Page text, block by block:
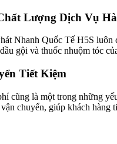
Lượng Dịch Vụ
Nhanh Quốc Tế H5S luôn
gội và thuốc nhuộm tóc
Tiết Kiệm
cũng là một trong những
chuyển, giúp khách